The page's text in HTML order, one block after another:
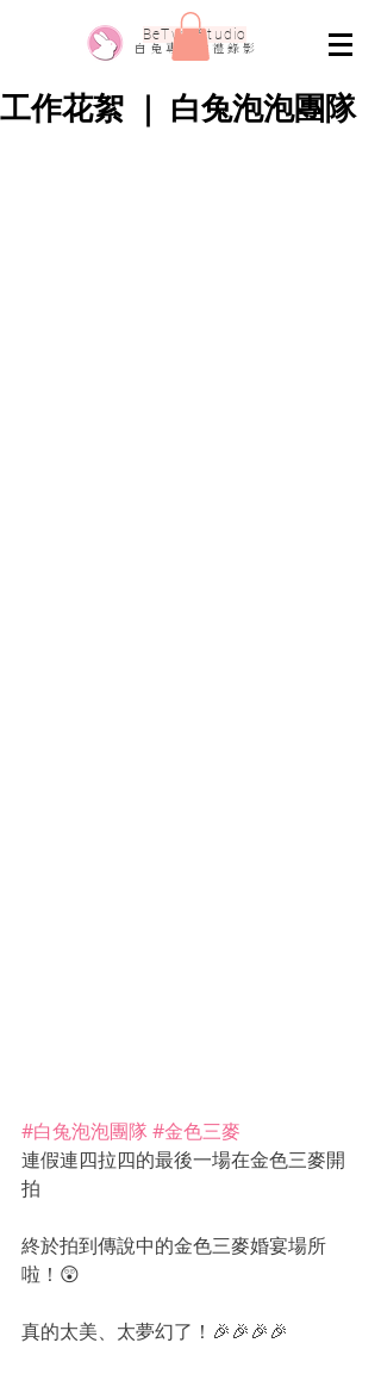
​BeTwo Studio
​白 兔 專 業 婚 禮 錄 影
工作花絮 ｜ 白兔泡泡團隊
#白兔泡泡團隊 #金色三麥
連假連四拉四的最後一場在金色三麥開
拍
終於拍到傳說中的金色三麥婚宴場所
啦！😲
真的太美、太夢幻了！🎉🎉🎉🎉